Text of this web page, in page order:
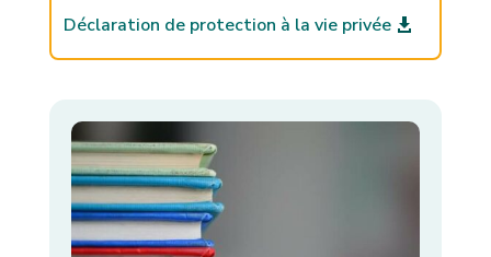
Déclaration de protection à la vie privée